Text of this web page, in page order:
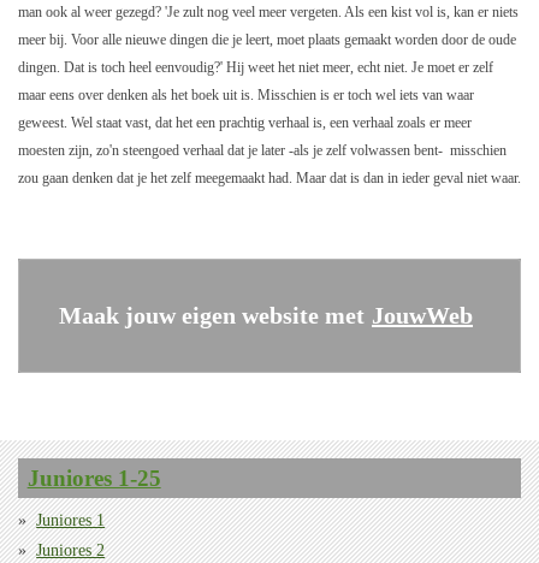
man ook al weer gezegd? 'Je zult nog veel meer vergeten. Als een kist vol is, kan er niets
meer bij. Voor alle nieuwe dingen die je leert, moet plaats gemaakt worden door de oude
dingen. Dat is toch heel eenvoudig?' Hij weet het niet meer, echt niet. Je moet er zelf
maar eens over denken als het boek uit is. Misschien is er toch wel iets van waar
geweest. Wel staat vast, dat het een prachtig verhaal is, een verhaal zoals er meer
moesten zijn, zo'n steengoed verhaal dat je later -als je zelf volwassen bent- misschien
zou gaan denken dat je het zelf meegemaakt had. Maar dat is dan in ieder geval niet waar.
Maak jouw eigen website met JouwWeb
Juniores 1-25
Juniores 1
Juniores 2